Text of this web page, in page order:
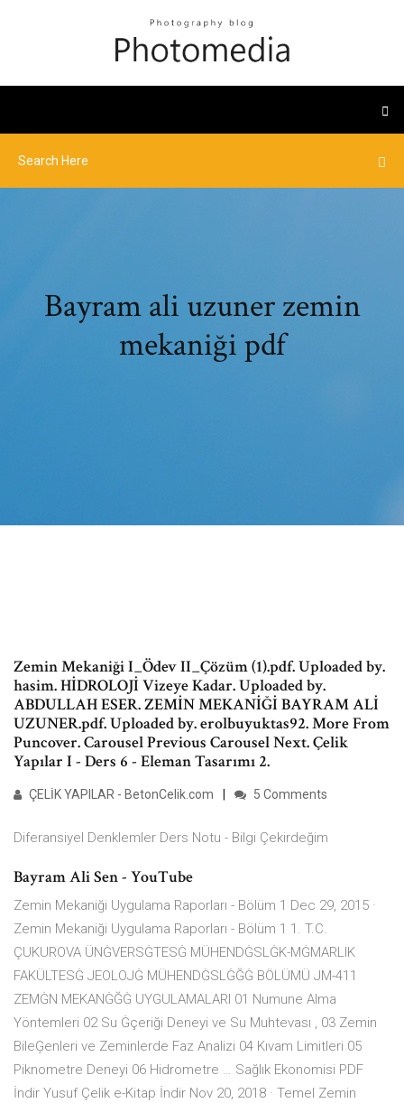
Bayram ali uzuner zemin
mekaniği pdf
Zemin Mekaniği I_Ödev II_Çözüm (1).pdf. Uploaded by.
hasim. HİDROLOJİ Vizeye Kadar. Uploaded by.
ABDULLAH ESER. ZEMİN MEKANİĞİ BAYRAM ALİ
UZUNER.pdf. Uploaded by. erolbuyuktas92. More From
Puncover. Carousel Previous Carousel Next. Çelik
Yapılar I - Ders 6 - Eleman Tasarımı 2.
ÇELİK YAPILAR - BetonCelik.com 5 Comments
Diferansiyel Denklemler Ders Notu - Bilgi Çekirdeğim
Bayram Ali Sen - YouTube
Zemin Mekaniği Uygulama Raporları - Bölüm 1 Dec 29, 2015 ·
Zemin Mekaniği Uygulama Raporları - Bölüm 1 1. T.C.
ÇUKUROVA ÜNĠVERSĠTESĠ MÜHENDĠSLĠK-MĠMARLIK
FAKÜLTESĠ JEOLOJĠ MÜHENDĠSLĠĞĠ BÖLÜMÜ JM-411
ZEMĠN MEKANĠĞĠ UYGULAMALARI 01 Numune Alma
Yöntemleri 02 Su Ġçeriği Deneyi ve Su Muhtevası , 03 Zemin
BileĢenleri ve Zeminlerde Faz Analizi 04 Kıvam Limitleri 05
Piknometre Deneyi 06 Hidrometre … Sağlık Ekonomisi PDF
İndir Yusuf Çelik e-Kitap İndir Nov 20, 2018 · Temel Zemin